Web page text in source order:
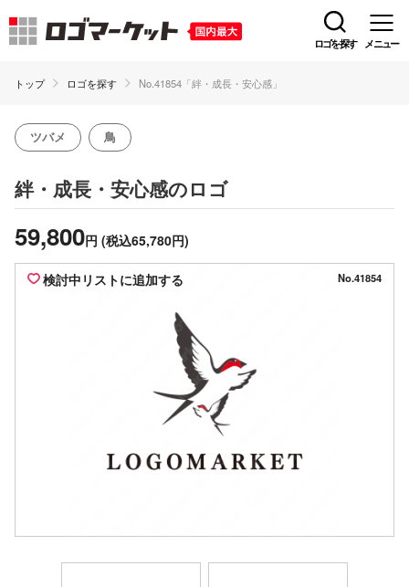
ロゴを探す メニュー
トップ ロゴを探す No.41854「絆・成長・安心感」
ツバメ 鳥
絆・成長・安心感のロゴ
59,800円 (税込65,780円)
検討中リストに追加する No.41854